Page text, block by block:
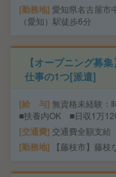
勤務地 愛知県名古屋
（愛知）駅徒歩6分
【オープニング募
仕事の1つ[派遣]
給 与 無資格未経験
■扶養内OK ■日収1万
交通費 交通費全額支給
勤務地 【藤枝市】藤枝